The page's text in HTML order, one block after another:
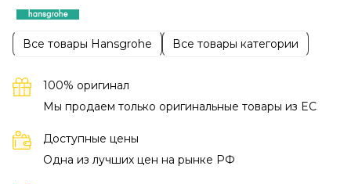
Все товары Hansgrohe Все товары категории
100% оригинал
Мы продаем только оригинальные товары из EC
Доступные цены
Одна из лучших цен на рынке РФ